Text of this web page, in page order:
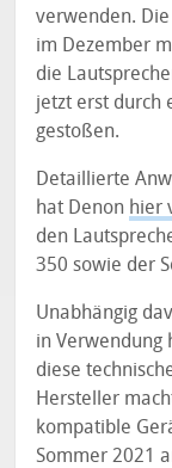
verwenden.
im Dezember
die
jetzt erst durch
gestoßen.
Detaillierte
hat Denon hier
den
350 sowie der
Unabhängig
in Verwendung
diese
Hersteller
kompatible
Sommer 2021